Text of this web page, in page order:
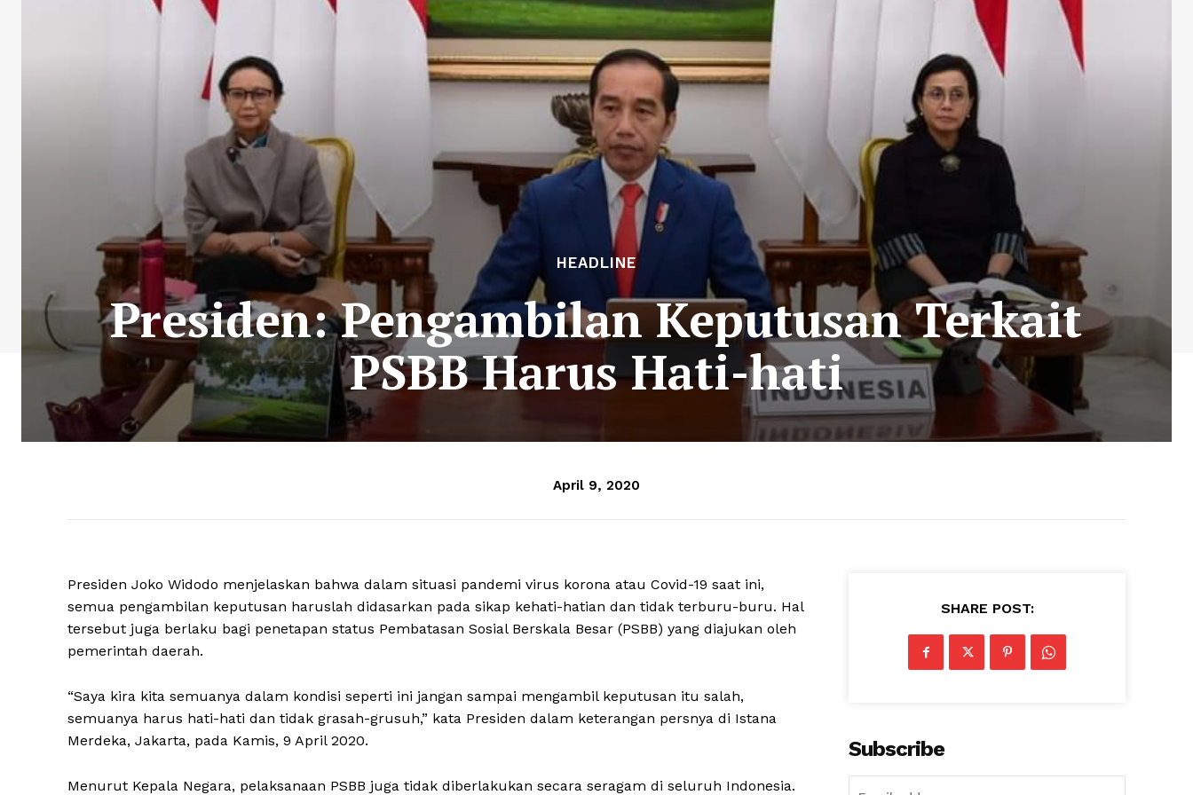
HEADLINE
Presiden: Pengambilan Keputusan Terkait
PSBB Harus Hati-hati
April 9, 2020
Presiden Joko Widodo menjelaskan bahwa dalam situasi pandemi virus korona atau Covid-19 saat ini,
semua pengambilan keputusan haruslah didasarkan pada sikap kehati-hatian dan tidak terburu-buru. Hal
tersebut juga berlaku bagi penetapan status Pembatasan Sosial Berskala Besar (PSBB) yang diajukan oleh
pemerintah daerah.
“Saya kira kita semuanya dalam kondisi seperti ini jangan sampai mengambil keputusan itu salah,
semuanya harus hati-hati dan tidak grasah-grusuh,” kata Presiden dalam keterangan persnya di Istana
Merdeka, Jakarta, pada Kamis, 9 April 2020.
Menurut Kepala Negara, pelaksanaan PSBB juga tidak diberlakukan secara seragam di seluruh Indonesia.
SHARE POST:
Subscribe